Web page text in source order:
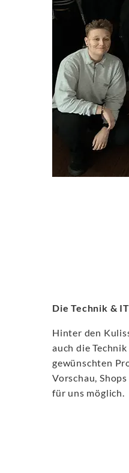
Die Technik & IT
Hinter den
auch die
gewünschten
Vorschau,
für uns möglich.